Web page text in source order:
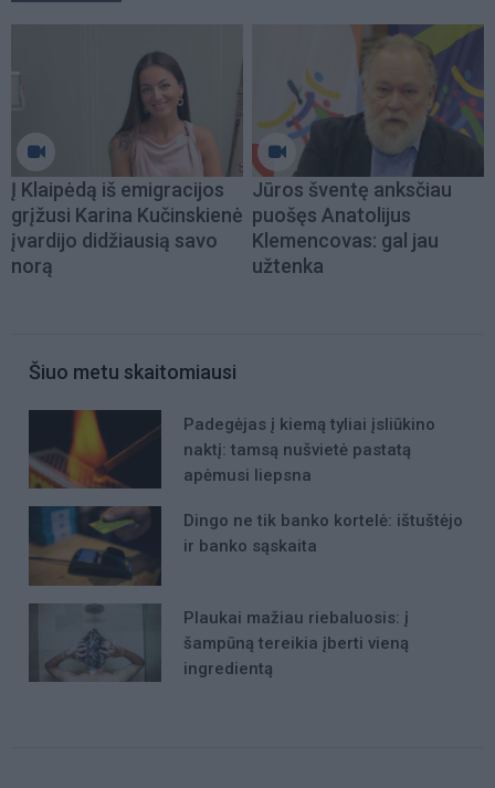
Į Klaipėdą iš emigracijos
grįžusi Karina Kučinskienė
įvardijo didžiausią savo
norą
Jūros šventę anksčiau
puošęs Anatolijus
Klemencovas: gal jau
užtenka
Šiuo metu skaitomiausi
Padegėjas į kiemą tyliai įsliūkino
naktį: tamsą nušvietė pastatą
apėmusi liepsna
Dingo ne tik banko kortelė: ištuštėjo
ir banko sąskaita
Plaukai mažiau riebaluosis: į
šampūną tereikia įberti vieną
ingredientą